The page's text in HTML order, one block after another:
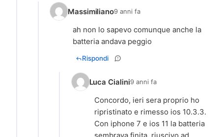
Massimiliano9 anni fa
ah non lo sapevo comunque anche la
batteria andava peggio
Rispondi
Luca Cialini9 anni fa
Concordo, ieri sera proprio ho
ripristinato e rimesso ios 10.3.3.
Con iphone 7 e ios 11 la batteria